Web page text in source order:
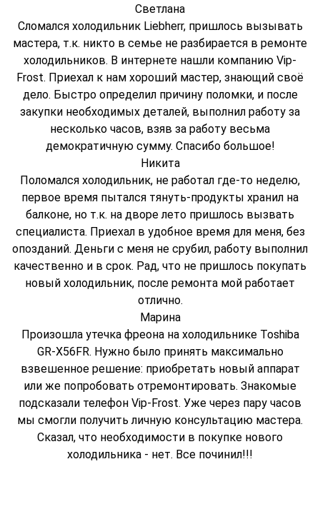
Светлана
Сломался холодильник Liebherr, пришлось вызывать
мастера, т.к. никто в семье не разбирается в ремонте
холодильников. В интернете нашли компанию Vip-
Frost. Приехал к нам хороший мастер, знающий своё
дело. Быстро определил причину поломки, и после
закупки необходимых деталей, выполнил работу за
несколько часов, взяв за работу весьма
демократичную сумму. Спасибо большое!
Никита
Поломался холодильник, не работал где-то неделю,
первое время пытался тянуть-продукты хранил на
балконе, но т.к. на дворе лето пришлось вызвать
специалиста. Приехал в удобное время для меня, без
опозданий. Деньги с меня не срубил, работу выполнил
качественно и в срок. Рад, что не пришлось покупать
новый холодильник, после ремонта мой работает
отлично.
Марина
Произошла утечка фреона на холодильнике Toshiba
GR-X56FR. Нужно было принять максимально
взвешенное решение: приобретать новый аппарат
или же попробовать отремонтировать. Знакомые
подсказали телефон Vip-Frost. Уже через пару часов
мы смогли получить личную консультацию мастера.
Сказал, что необходимости в покупке нового
холодильника - нет. Все починил!!!